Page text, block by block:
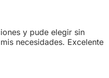
y pude elegir sin
necesidades. Excelente